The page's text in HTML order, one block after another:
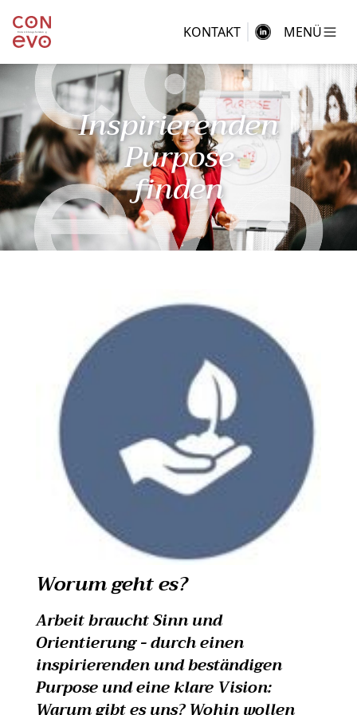
KONTAKT MENÜ
Inspirierenden
Purpose
finden
Worum geht es?
Arbeit braucht Sinn und
Orientierung - durch einen
inspirierenden und beständigen
Purpose und eine klare Vision:
Warum gibt es uns? Wohin wollen